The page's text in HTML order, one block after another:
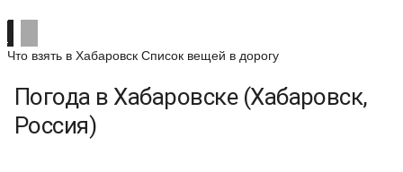
Что взять в Хабаровск Список вещей в дорогу
Погода в Хабаровске (Хабаровск,
Россия)